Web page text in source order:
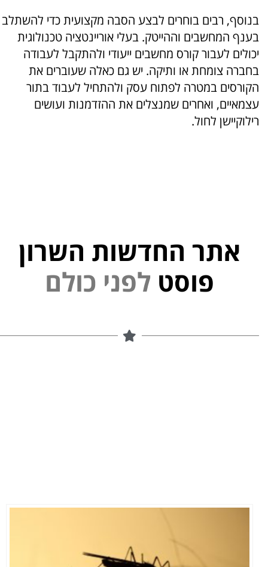
בנוסף, רבים בוחרים לבצע הסבה מקצועית כדי להשתלב
בענף המחשבים וההייטק. בעלי אוריינטציה טכנולוגית
יכולים לעבור קורס מחשבים ייעודי ולהתקבל לעבודה
בחברה צומחת או ותיקה. יש גם כאלה שעוברים את
הקורסים במטרה לפתוח עסק ולהתחיל לעבוד בתור
עצמאיים, ואחרים שמנצלים את ההזדמנות ועושים
רילוקיישן לחול.
אתר החדשות השרון
פוסט